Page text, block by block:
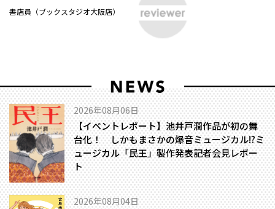
書店員（ブックスタジオ大阪店）
2026年08月06日
【イベントレポート】池井戸潤作品が初の舞
台化！ しかもまさかの爆音ミュージカル!?――ミ
ュージカル「民王」製作発表記者会見レポー
ト
2026年08月04日